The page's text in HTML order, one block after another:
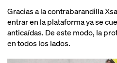
Gracias a la contrabarandilla
entrar en la plataforma ya se
anticaídas. De este modo, la
en todos los lados.